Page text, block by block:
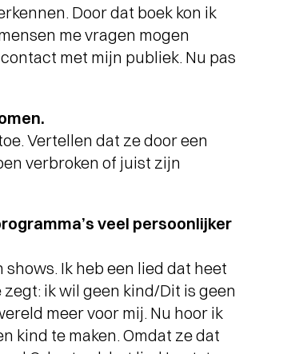
Door dat boek kon ik
me vragen mogen
met mijn publiek. Nu pas
Vertellen dat ze door een
verbroken of juist zijn
veel persoonlijker
Ik heb een lied dat heet
ik wil geen kind/Dit is geen
meer voor mij. Nu hoor ik
kind te maken. Omdat ze dat